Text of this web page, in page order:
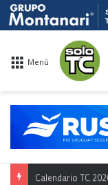
Menú
Calendario TC